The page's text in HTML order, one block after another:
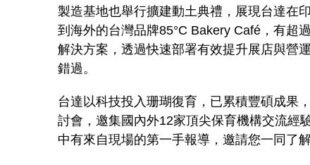
製造基地也舉行擴建動土典禮，展現台達在
到海外的台灣品牌85°C Bakery Café，有超
解決方案，透過快速部署有效提升展店與營
錯過。
台達以科技投入珊瑚復育，已累積豐碩成果
討會，邀集國內外12家頂尖保育機構交流經
中有來自現場的第一手報導，邀請您一同了解